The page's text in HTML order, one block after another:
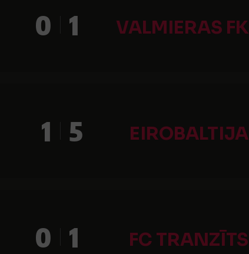
0 VALMIERAS FK
1
1 EIROBALTIJA
5
0 FC TRANZĪTS
1